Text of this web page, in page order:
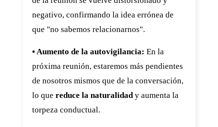
negativo, confirmando la idea errónea de
que "no sabemos relacionarnos".
• Aumento de la autovigilancia: En la
próxima reunión, estaremos más pendientes
de nosotros mismos que de la conversación,
lo que reduce la naturalidady aumenta la
torpeza conductual.